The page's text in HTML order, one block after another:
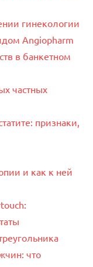
гинекологии
Angiopharm
в банкетном
частных
признаки,
и как к ней
что